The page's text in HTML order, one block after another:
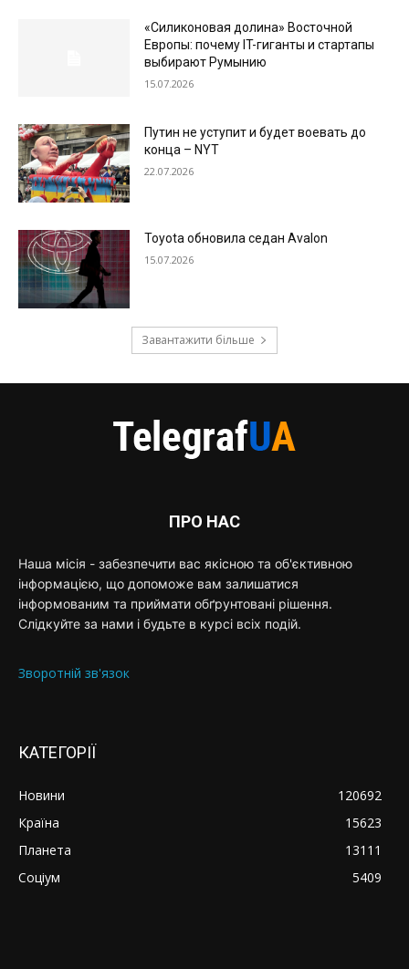
«Силиконовая долина» Восточной
Европы: почему IT-гиганты и стартапы
выбирают Румынию
15.07.2026
Путин не уступит и будет воевать до
конца – NYT
22.07.2026
Toyota обновила седан Avalon
15.07.2026
Завантажити більше
ПРО НАС
Наша місія - забезпечити вас якісною та об'єктивною
інформацією, що допоможе вам залишатися
інформованим та приймати обґрунтовані рішення.
Слідкуйте за нами і будьте в курсі всіх подій.
Зворотній зв'язок
КАТЕГОРІЇ
Новини
120692
Країна
15623
Планета
13111
Соціум
5409